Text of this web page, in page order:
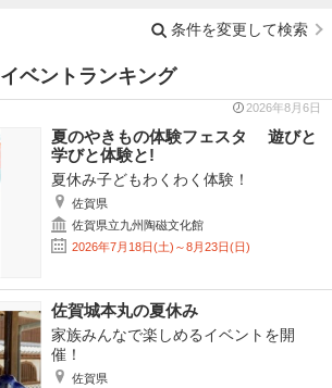
条件を変更して検索
イベントランキング
2026年8月6日
夏のやきもの体験フェスタ 遊びと
学びと体験と!
夏休み子どもわくわく体験！
佐賀県
佐賀県立九州陶磁文化館
2026年7月18日(土)～8月23日(日)
佐賀城本丸の夏休み
家族みんなで楽しめるイベントを開
催！
佐賀県